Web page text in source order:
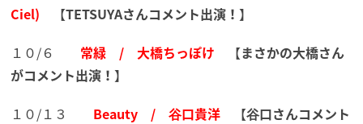
Ciel)
【TETSUYAさんコメント出演！】
１０/６
常緑 / 大橋ちっぽけ 【まさかの大橋さん
がコメント出演！】
１０/１３
Beauty / 谷口貴洋 【谷口さんコメント